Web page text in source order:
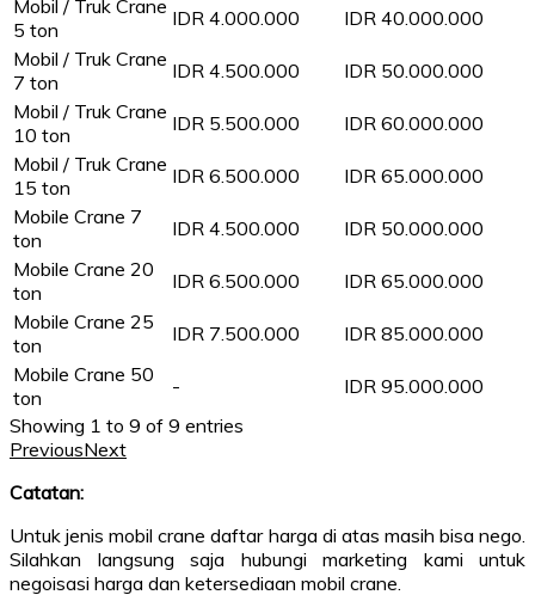
Mobil / Truk Crane
5 ton
IDR 4.000.000
IDR 40.000.000
Mobil / Truk Crane
7 ton
IDR 4.500.000
IDR 50.000.000
Mobil / Truk Crane
10 ton
IDR 5.500.000
IDR 60.000.000
Mobil / Truk Crane
15 ton
IDR 6.500.000
IDR 65.000.000
Mobile Crane 7
ton
IDR 4.500.000
IDR 50.000.000
Mobile Crane 20
ton
IDR 6.500.000
IDR 65.000.000
Mobile Crane 25
ton
IDR 7.500.000
IDR 85.000.000
Mobile Crane 50
ton
-
IDR 95.000.000
Showing 1 to 9 of 9 entries
PreviousNext
Catatan:
Untuk jenis mobil crane daftar harga di atas masih bisa nego.
Silahkan langsung saja hubungi marketing kami untuk
negoisasi harga dan ketersediaan mobil crane.